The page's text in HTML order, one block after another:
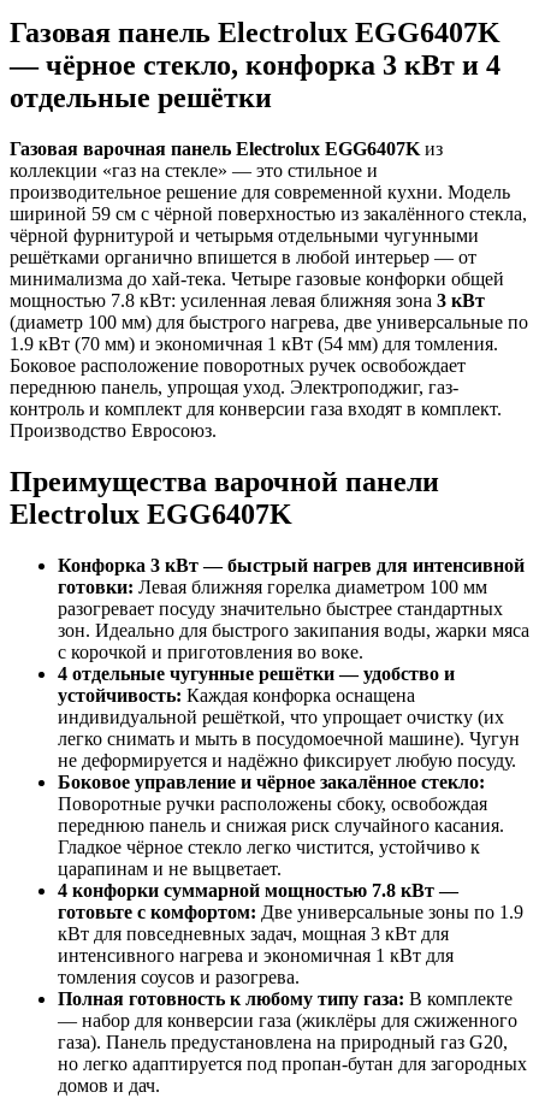
Газовая панель Electrolux EGG6407K
— чёрное стекло, конфорка 3 кВт и 4
отдельные решётки
Газовая варочная панель Electrolux EGG6407K из
коллекции «газ на стекле» — это стильное и
производительное решение для современной кухни. Модель
шириной 59 см с чёрной поверхностью из закалённого стекла,
чёрной фурнитурой и четырьмя отдельными чугунными
решётками органично впишется в любой интерьер — от
минимализма до хай-тека. Четыре газовые конфорки общей
мощностью 7.8 кВт: усиленная левая ближняя зона 3 кВт
(диаметр 100 мм) для быстрого нагрева, две универсальные по
1.9 кВт (70 мм) и экономичная 1 кВт (54 мм) для томления.
Боковое расположение поворотных ручек освобождает
переднюю панель, упрощая уход. Электроподжиг, газ-
контроль и комплект для конверсии газа входят в комплект.
Производство Евросоюз.
Преимущества варочной панели
Electrolux EGG6407K
Конфорка 3 кВт — быстрый нагрев для интенсивной
готовки: Левая ближняя горелка диаметром 100 мм
разогревает посуду значительно быстрее стандартных
зон. Идеально для быстрого закипания воды, жарки мяса
с корочкой и приготовления во воке.
4 отдельные чугунные решётки — удобство и
устойчивость: Каждая конфорка оснащена
индивидуальной решёткой, что упрощает очистку (их
легко снимать и мыть в посудомоечной машине). Чугун
не деформируется и надёжно фиксирует любую посуду.
Боковое управление и чёрное закалённое стекло:
Поворотные ручки расположены сбоку, освобождая
переднюю панель и снижая риск случайного касания.
Гладкое чёрное стекло легко чистится, устойчиво к
царапинам и не выцветает.
4 конфорки суммарной мощностью 7.8 кВт —
готовьте с комфортом: Две универсальные зоны по 1.9
кВт для повседневных задач, мощная 3 кВт для
интенсивного нагрева и экономичная 1 кВт для
томления соусов и разогрева.
Полная готовность к любому типу газа: В комплекте
— набор для конверсии газа (жиклёры для сжиженного
газа). Панель предустановлена на природный газ G20,
но легко адаптируется под пропан-бутан для загородных
домов и дач.